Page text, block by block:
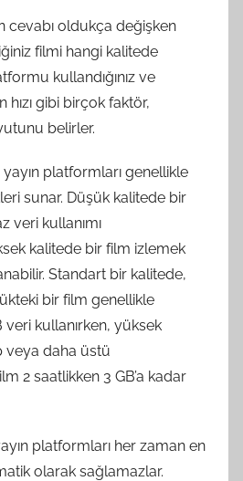
cevabı oldukça değişken
filmi hangi kalitede
kullandığınız ve
hızı gibi birçok faktör,
belirler.
platformları genellikle
sunar. Düşük kalitede bir
veri kullanımı
kalitede bir film izlemek
Standart bir kalitede,
bir film genellikle
veri kullanırken, yüksek
veya daha üstü
2 saatlikken 3 GB’a kadar
platformları her zaman en
olarak sağlamazlar.